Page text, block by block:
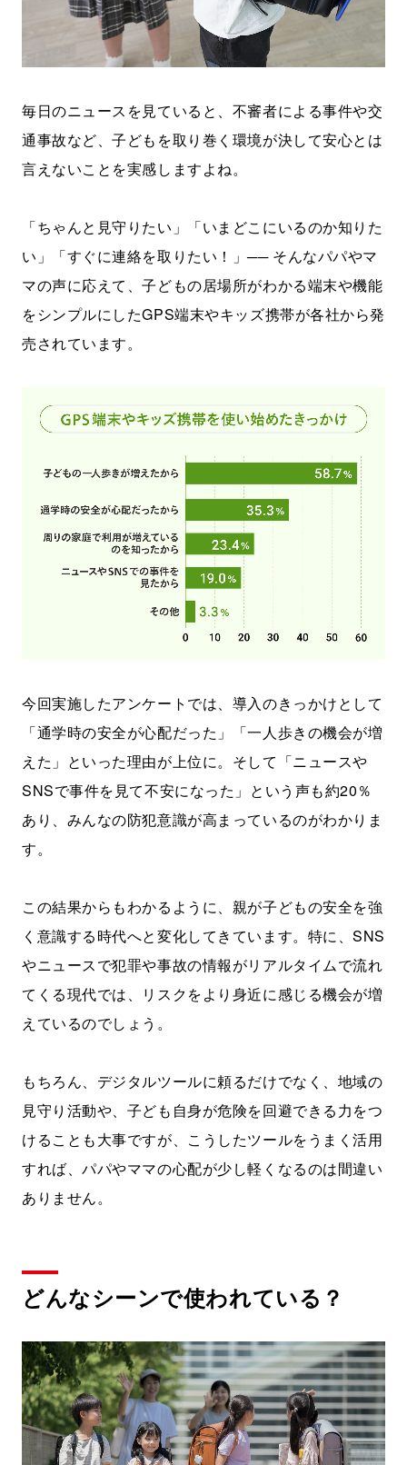
毎日のニュースを見ていると、不審者による事件や交
通事故など、子どもを取り巻く環境が決して安心とは
言えないことを実感しますよね。
「ちゃんと見守りたい」「いまどこにいるのか知りた
い」「すぐに連絡を取りたい！」── そんなパパやマ
マの声に応えて、子どもの居場所がわかる端末や機能
をシンプルにしたGPS端末やキッズ携帯が各社から発
売されています。
今回実施したアンケートでは、導入のきっかけとして
「通学時の安全が心配だった」「一人歩きの機会が増
えた」といった理由が上位に。そして「ニュースや
SNSで事件を見て不安になった」という声も約20％
あり、みんなの防犯意識が高まっているのがわかりま
す。
この結果からもわかるように、親が子どもの安全を強
く意識する時代へと変化してきています。特に、SNS
やニュースで犯罪や事故の情報がリアルタイムで流れ
てくる現代では、リスクをより身近に感じる機会が増
えているのでしょう。
もちろん、デジタルツールに頼るだけでなく、地域の
見守り活動や、子ども自身が危険を回避できる力をつ
けることも大事ですが、こうしたツールをうまく活用
すれば、パパやママの心配が少し軽くなるのは間違い
ありません。
どんなシーンで使われている？